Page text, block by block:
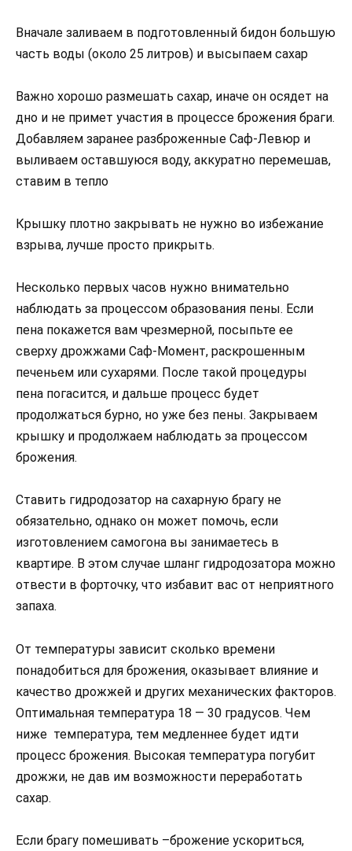
Вначале заливаем в подготовленный бидон большую
часть воды (около 25 литров) и высыпаем сахар
Важно хорошо размешать сахар, иначе он осядет на
дно и не примет участия в процессе брожения браги.
Добавляем заранее разброженные Саф-Левюр и
выливаем оставшуюся воду, аккуратно перемешав,
ставим в тепло
Крышку плотно закрывать не нужно во избежание
взрыва, лучше просто прикрыть.
Несколько первых часов нужно внимательно
наблюдать за процессом образования пены. Если
пена покажется вам чрезмерной, посыпьте ее
сверху дрожжами Саф-Момент, раскрошенным
печеньем или сухарями. После такой процедуры
пена погасится, и дальше процесс будет
продолжаться бурно, но уже без пены. Закрываем
крышку и продолжаем наблюдать за процессом
брожения.
Ставить гидродозатор на сахарную брагу не
обязательно, однако он может помочь, если
изготовлением самогона вы занимаетесь в
квартире. В этом случае шланг гидродозатора можно
отвести в форточку, что избавит вас от неприятного
запаха.
От температуры зависит сколько времени
понадобиться для брожения, оказывает влияние и
качество дрожжей и других механических факторов.
Оптимальная температура 18 — 30 градусов. Чем
ниже температура, тем медленнее будет идти
процесс брожения. Высокая температура погубит
дрожжи, не дав им возможности переработать
сахар.
Если брагу помешивать –брожение ускориться,